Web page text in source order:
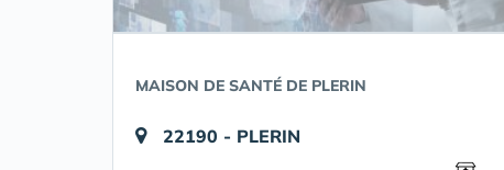
MAISON DE SANTÉ DE PLERIN
22190 - PLERIN